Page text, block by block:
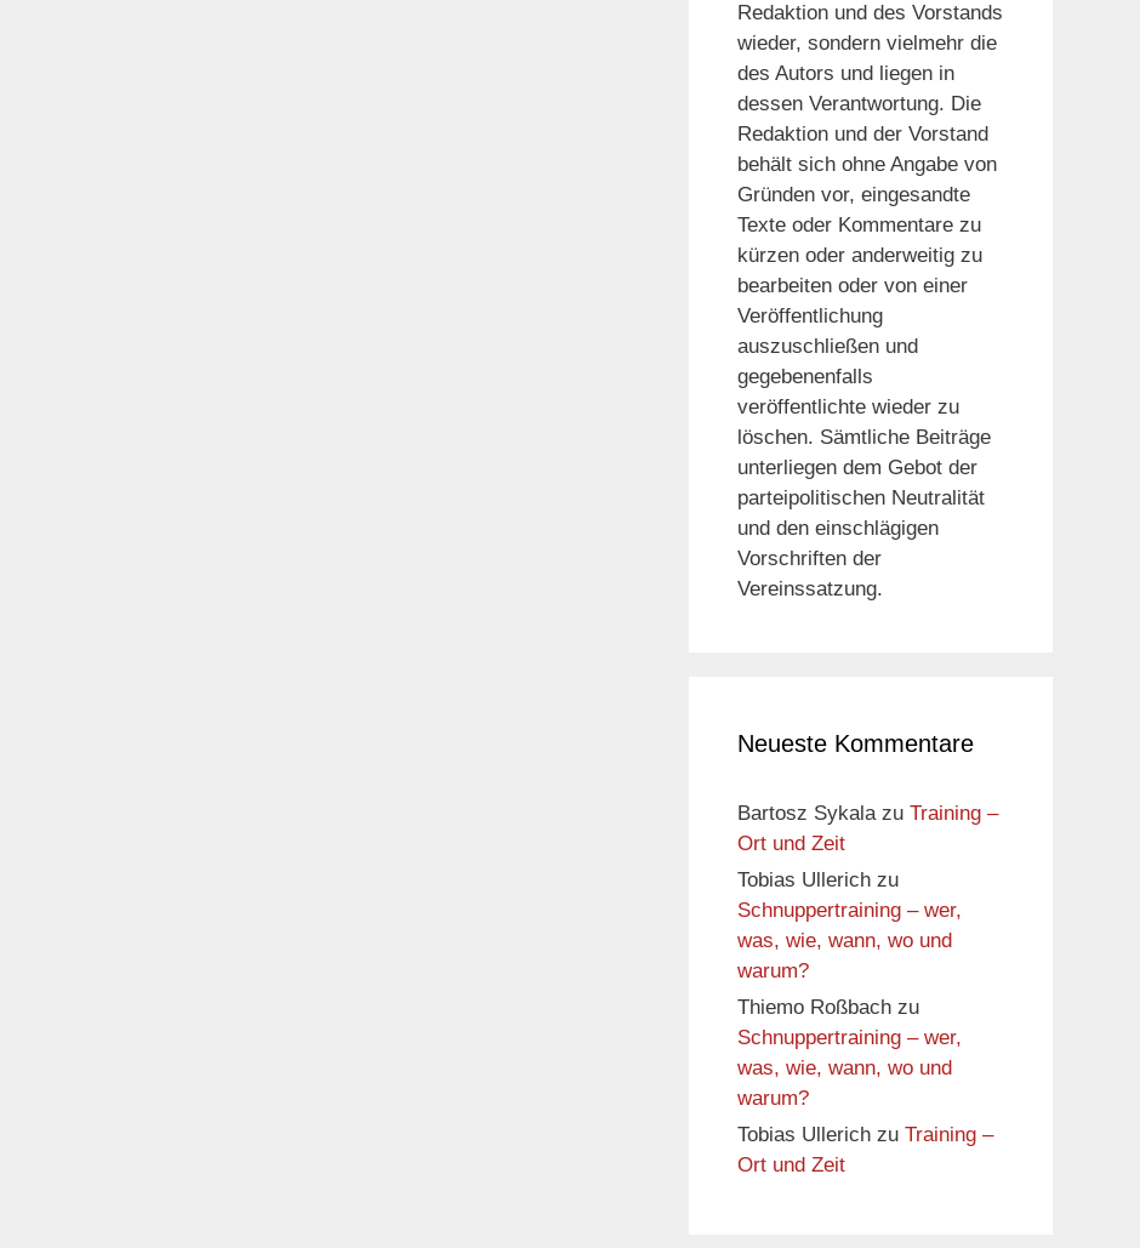
Redaktion und des Vorstands
wieder, sondern vielmehr die
des Autors und liegen in
dessen Verantwortung. Die
Redaktion und der Vorstand
behält sich ohne Angabe von
Gründen vor, eingesandte
Texte oder Kommentare zu
kürzen oder anderweitig zu
bearbeiten oder von einer
Veröffentlichung
auszuschließen und
gegebenenfalls
veröffentlichte wieder zu
löschen. Sämtliche Beiträge
unterliegen dem Gebot der
parteipolitischen Neutralität
und den einschlägigen
Vorschriften der
Vereinssatzung.
Neueste Kommentare
Bartosz Sykalazu Training –
Ort und Zeit
Tobias Ullerich zu
Schnuppertraining – wer,
was, wie, wann, wo und
warum?
Thiemo Roßbach zu
Schnuppertraining – wer,
was, wie, wann, wo und
warum?
Tobias Ullerich zu Training –
Ort und Zeit